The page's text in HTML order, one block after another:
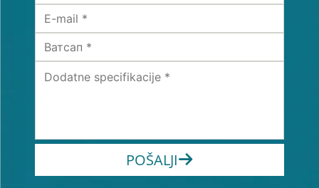
POŠALJI